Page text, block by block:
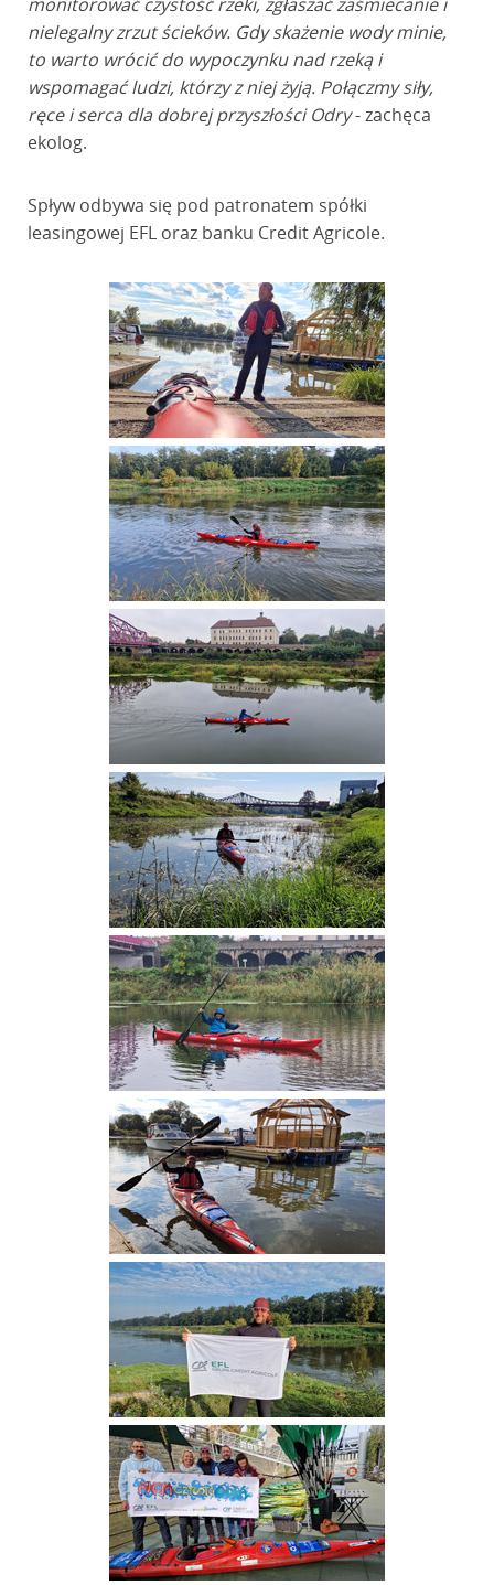
nielegalny zrzut ścieków. Gdy skażenie wody minie,
to warto wrócić do wypoczynku nad rzeką i
wspomagać ludzi, którzy z niej żyją. Połączmy siły,
ręce i serca dla dobrej przyszłości Odry- zachęca
ekolog.
Spływ odbywa się pod patronatem spółki
leasingowej EFL oraz banku Credit Agricole.